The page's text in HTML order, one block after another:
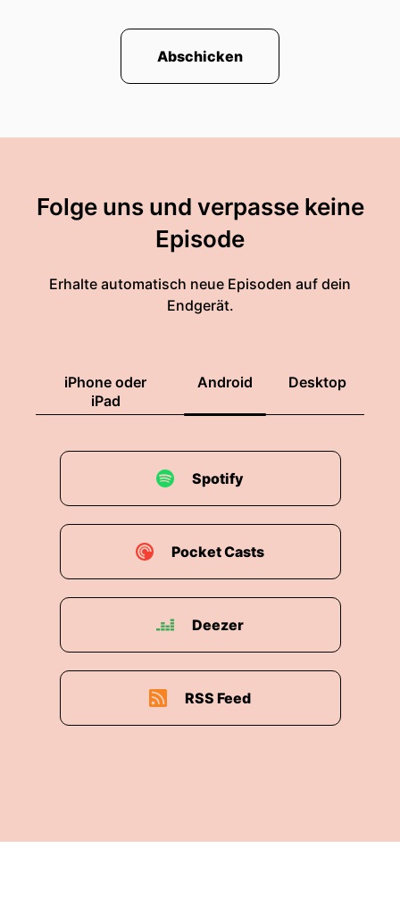
Abschicken
Folge uns und verpasse keine
Episode
Erhalte automatisch neue Episoden auf dein
Endgerät.
iPhone oder
iPad
Android Desktop
Spotify
Pocket Casts
Deezer
RSS Feed